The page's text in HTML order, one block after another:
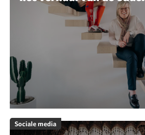
Sociale media